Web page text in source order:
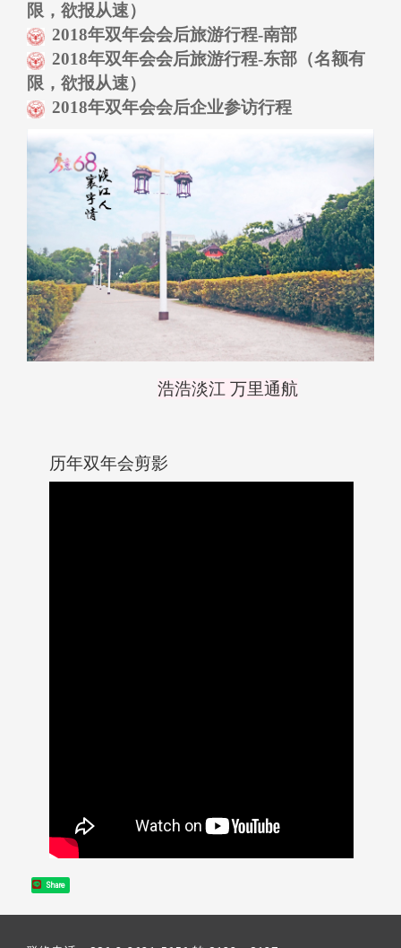
限，欲报从速）
2018年双年会会后旅游行程-南部
2018年双年会会后旅游行程-东部（名额有
限，欲报从速）
2018年双年会会后企业参访行程
浩浩淡江 万里通航
历年双年会剪影
Share